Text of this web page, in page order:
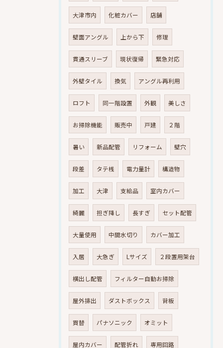
大津市内 化粧カバー 店舗
壁面アングル 上から下 修理
貫通スリーブ 現状復帰 緊急対応
外壁タイル 換気 アングル再利用
ロフト 同一階設置 外観 美しさ
お掃除機能 販売中 戸建 ２階
暑い 新品配管 リフォーム 壁穴
段差 タテ桟 電力量計 構造物
加工 大津 支給品 室内カバー
綺麗 担ぎ降し 長すぎ セット配管
大量使用 中間水切り カバー加工
入居 大急ぎ Lサイズ ２段置用架台
横出し配管 フィルター自動お掃除
屋外排出 ダストボックス 背板
買替 パナソニック オミット
屋内カバー 配管折れ 専用回路